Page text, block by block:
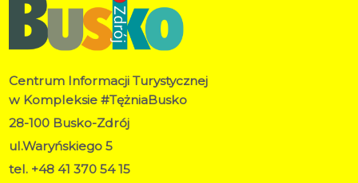
Centrum Informacji Turystycznej
w Kompleksie #TężniaBusko
28-100 Busko-Zdrój
ul.Waryńskiego 5
tel. +48 41 370 54 15